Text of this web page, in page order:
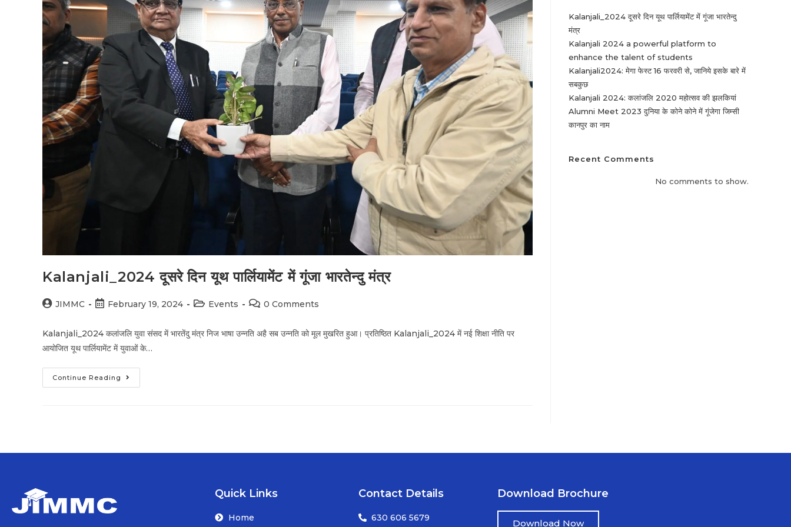
Kalanjali_2024 दूसरे दिन यूथ पार्लियामेंट में गूंजा भारतेन्दु मंत्र
JIMMC February 19, 2024 Events 0 Comments
Kalanjali_2024 कलांजलि युवा संसद में भारतेंदु मंत्र निज भाषा उन्नति अहै सब उन्नति को मूल मुखरित हुआ। प्रतिष्ठित Kalanjali_2024 में नई शिक्षा नीति पर
आयोजित यूथ पार्लियामेंट में युवाओं के…
Continue Reading
Kalanjali_2024 दूसरे दिन यूथ पार्लियामेंट में गूंजा भारतेन्दु
मंत्र
Kalanjali 2024 a powerful platform to
enhance the talent of students
Kalanjali2024: मेगा फेस्ट 16 फरवरी से, जानिये इसके बारे में
सबकुछ
Kalanjali 2024: कलांजलि 2020 महोत्सव की झलकियां
Alumni Meet 2023 दुनिया के कोने कोने में गूंजेगा जिम्सी
कानपुर का नाम
Recent Comments
No comments to show.
Quick Links
Home
Contact Details
630 606 5679
Download Brochure
Download Now